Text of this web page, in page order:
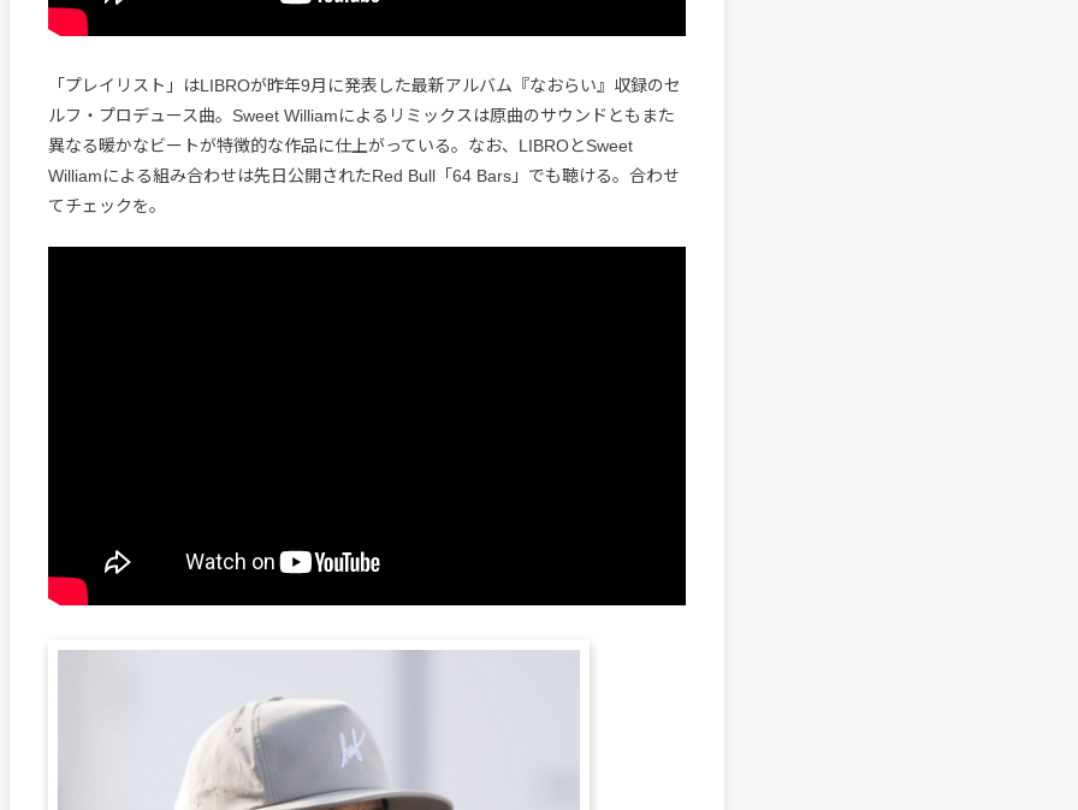
「プレイリスト」はLIBROが昨年9月に発表した最新アルバム『なおらい』収録のセ
ルフ・プロデュース曲。Sweet Williamによるリミックスは原曲のサウンドともまた
異なる暖かなビートが特徴的な作品に仕上がっている。なお、LIBROとSweet
Williamによる組み合わせは先日公開されたRed Bull「64 Bars」でも聴ける。合わせ
てチェックを。